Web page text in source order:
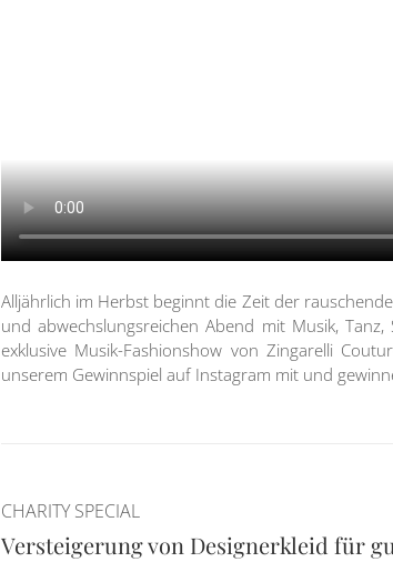
Alljährlich im Herbst beginnt die Zeit der
und abwechslungsreichen Abend mit Musik,
exklusive Musik-Fashionshow von Zingarelli
unserem Gewinnspiel auf Instagram mit und
CHARITY SPECIAL
Versteigerung von Designerkleid für